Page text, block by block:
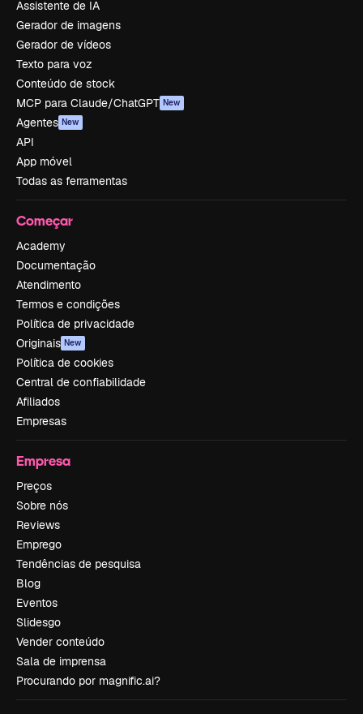
Assistente de IA
Gerador de imagens
Gerador de vídeos
Texto para voz
Conteúdo de stock
MCP para Claude/ChatGPT New
Agentes New
API
App móvel
Todas as ferramentas
Começar
Academy
Documentação
Atendimento
Termos e condições
Política de privacidade
Originais New
Política de cookies
Central de confiabilidade
Afiliados
Empresas
Empresa
Preços
Sobre nós
Reviews
Emprego
Tendências de pesquisa
Blog
Eventos
Slidesgo
Vender conteúdo
Sala de imprensa
Procurando por magnific.ai?